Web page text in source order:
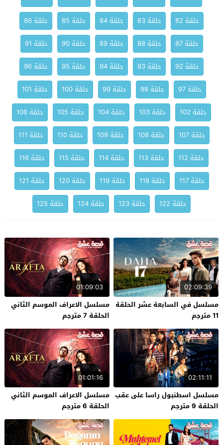
حلقة 82
حلقة 83 حلقة 84 حلقة 85
حلقة 86
حلقة 87
حلقة 88 حلقة 89 حلقة 90
حلقة 91
حلقة 92
حلقة 93 حلقة 94 حلقة 95
حلقة 96
حلقة 97
حلقة 98 حلقة 99 حلقة 100
حلقة 101
حلقة 102
حلقة 103 حلقة 104 حلقة 105
حلقة 106
حلقة 107
حلقة 108 حلقة 109 حلقة 110
حلقة 111
حلقة 112
حلقة 113 حلقة 114 حلقة 115
حلقة 116
حلقة 117
حلقة 118 حلقة 119 حلقة 120
حلقة 121
حلقة 122
حلقة 123 حلقة 124 حلقة 125
02:09:39
مسلسل في السابعة عشر الحلقة
11 مترجم
01:09:03
مسلسل الاعراف الموسم الثاني
الحلقة 7 مترجم
02:11:11
مسلسل اسطنبول راسا على عقب
الحلقة 9 مترجم
01:01:16
مسلسل الاعراف الموسم الثاني
الحلقة 6 مترجم